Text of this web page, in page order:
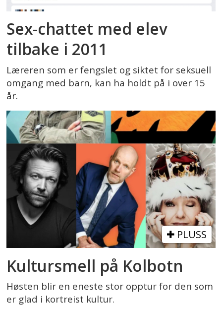
Sex-chattet med elev
tilbake i 2011
Læreren som er fengslet og siktet for seksuell
omgang med barn, kan ha holdt på i over 15
år.
PLUSS
Kultursmell på Kolbotn
Høsten blir en eneste stor opptur for den som
er glad i kortreist kultur.